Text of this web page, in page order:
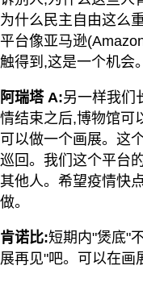
为什么民主自由这么
平台像亚马逊
触得到,这是一个机会。
阿瑞塔 A:另一样我们
情结束之后,博物馆可
可以做一个画展。这
巡回。我们这个平台
其他人。希望疫情快
做。
肯诺比:短期内"煲底"
展再见"吧。可以在画